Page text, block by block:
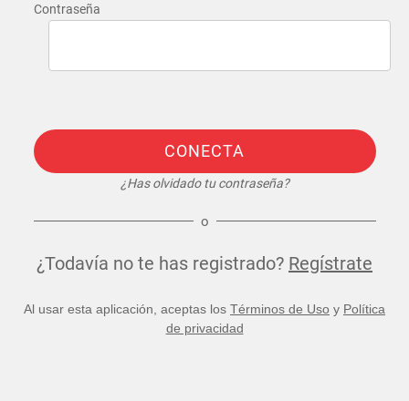
Contraseña
CONECTA
¿Has olvidado tu contraseña?
o
¿Todavía no te has registrado? Regístrate
Al usar esta aplicación, aceptas los Términos de Uso y Política
de privacidad